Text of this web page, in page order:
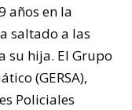
años en la
saltado a las
su hija. El Grupo
(GERSA),
Policiales